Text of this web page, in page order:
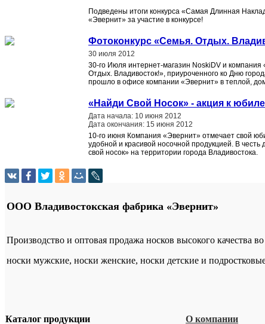
Подведены итоги конкурса «Самая Длинная
«Эвернит» за участие в конкурсе!
Фотоконкурс «Семья. Отдых.
30 июля 2012
30-го Июля интернет-магазин NoskiDV и
Отдых. Владивосток!», приуроченного ко Дню
прошло в офисе компании «Эвернит» в теплой,
«Найди Свой Носок» - акция к
Дата начала: 10 июня 2012
Дата окончания: 15 июня 2012
10-го июня Компания «Эвернит» отмечает свой
удобной и красивой носочной продукцией. В
свой носок» на территории города Владивостока.
ООО Владивостокская фабрика «Эвернит»
Производство и оптовая продажа носков высокого качества
носки мужские, носки женские, носки детские и
Каталог продукции О компании